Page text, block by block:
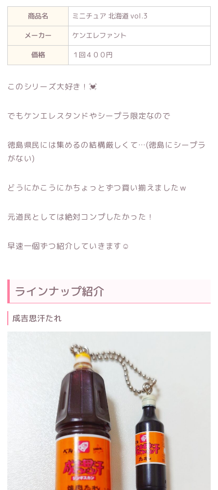
商品名
ミニチュア 北海道 vol.3
メーカー
ケンエレファント
価格
１回４００円
このシリーズ大好き！💓
でもケンエレスタンドやシープラ限定なので
徳島県民には集めるの結構厳しくて…(徳島にシープラ
がない)
どうにかこうにかちょっとずつ買い揃えましたｗ
元道民としては絶対コンプしたかった！
早速一個ずつ紹介していきます☺
ラインナップ紹介
成吉思汗たれ